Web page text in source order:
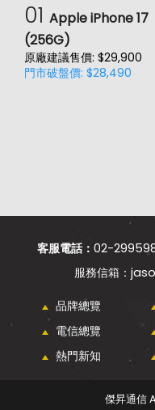
01 Apple iPhone 17
(256G)
原廠建議售價: $29,900
門市破盤價: $28,490
客服電話： 02-
品牌總覽
電信總覽
熱門新知
傑昇通信